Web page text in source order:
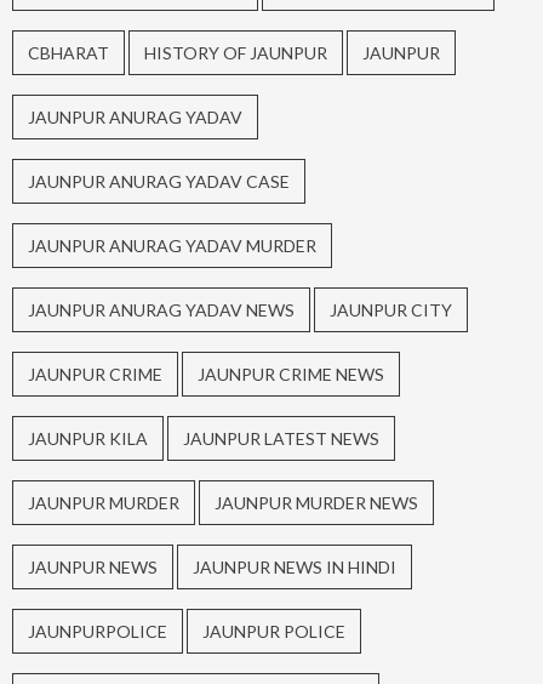
CBHARAT HISTORY OF JAUNPUR JAUNPUR
JAUNPUR ANURAG YADAV
JAUNPUR ANURAG YADAV CASE
JAUNPUR ANURAG YADAV MURDER
JAUNPUR ANURAG YADAV NEWS JAUNPUR CITY
JAUNPUR CRIME JAUNPUR CRIME NEWS
JAUNPUR KILA JAUNPUR LATEST NEWS
JAUNPUR MURDER JAUNPUR MURDER NEWS
JAUNPUR NEWS JAUNPUR NEWS IN HINDI
JAUNPURPOLICE JAUNPUR POLICE